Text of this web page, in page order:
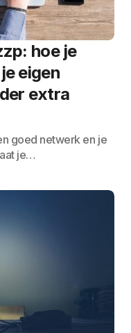
hoe je
eigen
extra
goed netwerk en je
je…